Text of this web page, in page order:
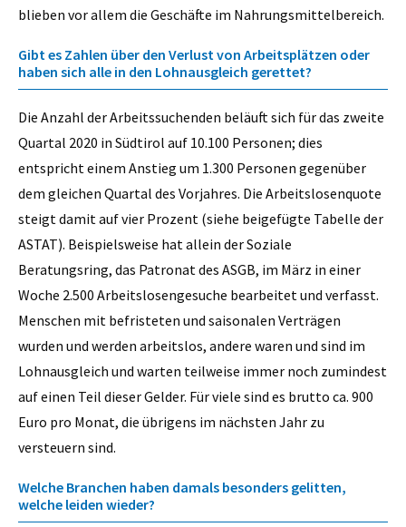
blieben vor allem die Geschäfte im Nahrungsmittelbereich.
Gibt es Zahlen über den Verlust von Arbeitsplätzen oder
haben sich alle in den Lohnausgleich gerettet?
Die Anzahl der Arbeitssuchenden beläuft sich für das zweite
Quartal 2020 in Südtirol auf 10.100 Personen; dies
entspricht einem Anstieg um 1.300 Personen gegenüber
dem gleichen Quartal des Vorjahres. Die Arbeitslosenquote
steigt damit auf vier Prozent (siehe beigefügte Tabelle der
ASTAT). Beispielsweise hat allein der Soziale
Beratungsring, das Patronat des ASGB, im März in einer
Woche 2.500 Arbeitslosengesuche bearbeitet und verfasst.
Menschen mit befristeten und saisonalen Verträgen
wurden und werden arbeitslos, andere waren und sind im
Lohnausgleich und warten teilweise immer noch zumindest
auf einen Teil dieser Gelder. Für viele sind es brutto ca. 900
Euro pro Monat, die übrigens im nächsten Jahr zu
versteuern sind.
Welche Branchen haben damals besonders gelitten,
welche leiden wieder?